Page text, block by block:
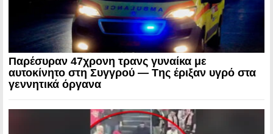
Παρέσυραν 47χρονη τρανς γυναίκα με
αυτοκίνητο στη Συγγρού — Tης έριξαν υγρό στα
γεννητικά όργανα